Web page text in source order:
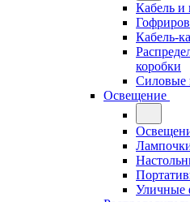
Кабель и
Кабель-
коробки
Силовые
Освещение
Уличные